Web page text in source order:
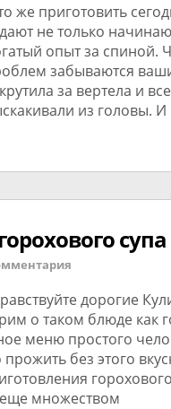
же приготовить
не только
опыт за спиной.
забываются
за вертела и
из головы.
супа
дорогие
о таком блюде как
меню простого
без этого
еще множеством